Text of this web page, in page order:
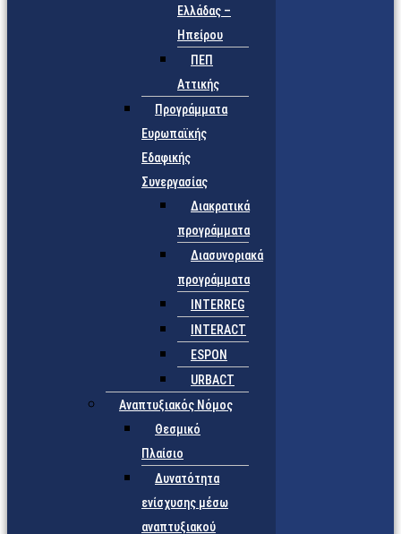
Ελλάδας –
Ηπείρου
ΠΕΠ
Αττικής
Προγράμματα
Ευρωπαϊκής
Εδαφικής
Συνεργασίας
Διακρατικά
προγράμματα
Διασυνοριακά
προγράμματα
INTERREG
INTERACT
ESPON
URBACT
Αναπτυξιακός Νόμος
Θεσμικό
Πλαίσιο
Δυνατότητα
ενίσχυσης μέσω
αναπτυξιακού